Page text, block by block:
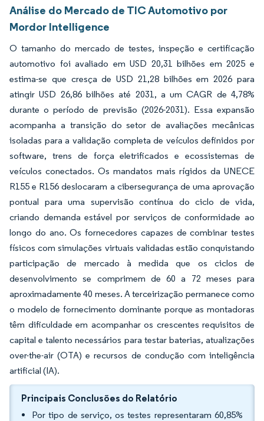
Análise do Mercado de TIC Automotivo por
Mordor Intelligence
O tamanho do mercado de testes, inspeção e certificação
automotivo foi avaliado em USD 20,31 bilhões em 2025 e
estima-se que cresça de USD 21,28 bilhões em 2026 para
atingir USD 26,86 bilhões até 2031, a um CAGR de 4,78%
durante o período de previsão (2026-2031). Essa expansão
acompanha a transição do setor de avaliações mecânicas
isoladas para a validação completa de veículos definidos por
software, trens de força eletrificados e ecossistemas de
veículos conectados. Os mandatos mais rígidos da UNECE
R155 e R156 deslocaram a cibersegurança de uma aprovação
pontual para uma supervisão contínua do ciclo de vida,
criando demanda estável por serviços de conformidade ao
longo do ano. Os fornecedores capazes de combinar testes
físicos com simulações virtuais validadas estão conquistando
participação de mercado à medida que os ciclos de
desenvolvimento se comprimem de 60 a 72 meses para
aproximadamente 40 meses. A terceirização permanece como
o modelo de fornecimento dominante porque as montadoras
têm dificuldade em acompanhar os crescentes requisitos de
capital e talento necessários para testar baterias, atualizações
over-the-air (OTA) e recursos de condução com inteligência
artificial (IA).
Principais Conclusões do Relatório
Por tipo de serviço, os testes representaram 60,85%